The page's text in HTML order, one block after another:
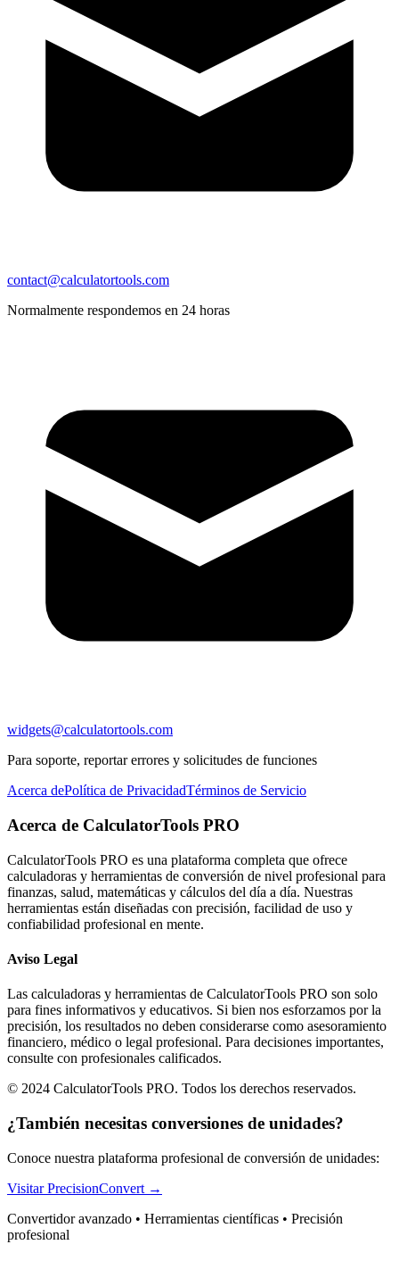
contact@calculatortools.com
Normalmente respondemos en 24 horas
widgets@calculatortools.com
Para soporte, reportar errores y solicitudes de funciones
Acerca dePolítica de PrivacidadTérminos de Servicio
Acerca de CalculatorTools PRO
CalculatorTools PRO es una plataforma completa que ofrece
calculadoras y herramientas de conversión de nivel profesional para
finanzas, salud, matemáticas y cálculos del día a día. Nuestras
herramientas están diseñadas con precisión, facilidad de uso y
confiabilidad profesional en mente.
Aviso Legal
Las calculadoras y herramientas de CalculatorTools PRO son solo
para fines informativos y educativos. Si bien nos esforzamos por la
precisión, los resultados no deben considerarse como asesoramiento
financiero, médico o legal profesional. Para decisiones importantes,
consulte con profesionales calificados.
© 2024 CalculatorTools PRO. Todos los derechos reservados.
¿También necesitas conversiones de unidades?
Conoce nuestra plataforma profesional de conversión de unidades:
Visitar PrecisionConvert →
Convertidor avanzado • Herramientas científicas • Precisión
profesional